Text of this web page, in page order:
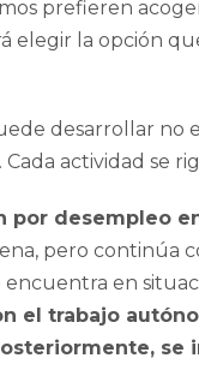
prefieren
elegir la opción
desarrollar no
actividad se
por desempleo
pero continúa
en
el trabajo
se